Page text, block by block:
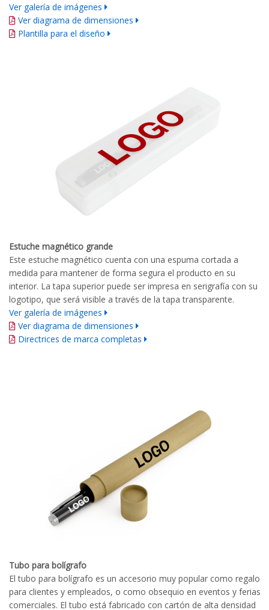
Ver galería de imágenes
Ver diagrama de dimensiones
Plantilla para el diseño
Estuche magnético grande
Este estuche magnético cuenta con una espuma cortada a
medida para mantener de forma segura el producto en su
interior. La tapa superior puede ser impresa en serigrafía con su
logotipo, que será visible a través de la tapa transparente.
Ver galería de imágenes
Ver diagrama de dimensiones
Directrices de marca completas
Tubo para bolígrafo
El tubo para bolígrafo es un accesorio muy popular como regalo
para clientes y empleados, o como obsequio en eventos y ferias
comerciales. El tubo está fabricado con cartón de alta densidad